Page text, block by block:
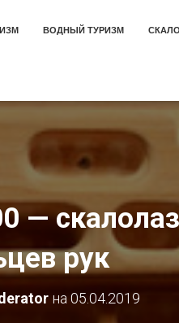
ВОДНЫЙ ТУРИЗМ
—
рук
на 05.04.2019